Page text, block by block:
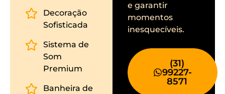
Decoração
Sofisticada
Sistema de
Som
Premium
Banheira de
e garantir
momentos
inesquecíveis.
(31)
99227-
8571